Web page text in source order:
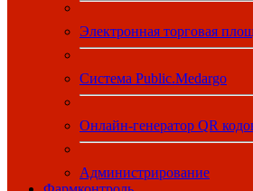
Электронная торговая
Система Public.Medargo
Онлайн-генератор QR
Администрирование